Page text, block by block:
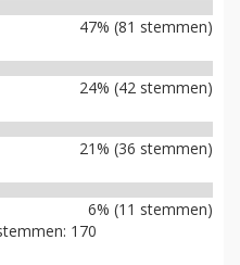
47% (81 stemmen)
24% (42 stemmen)
21% (36 stemmen)
6% (11 stemmen)
170